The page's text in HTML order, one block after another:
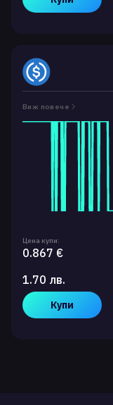
Виж повече
Цена купи:
0.867 €
1.70 лв.
Купи